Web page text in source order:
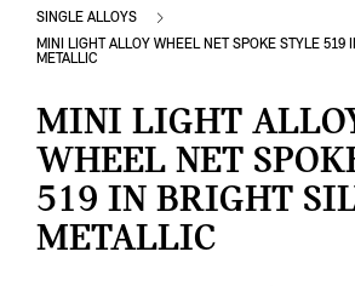
SINGLE ALLOYS
MINI LIGHT ALLOY WHEEL NET SPOKE STYLE 519
METALLIC
MINI LIGHT
WHEEL NET
519 IN BRIGHT
METALLIC